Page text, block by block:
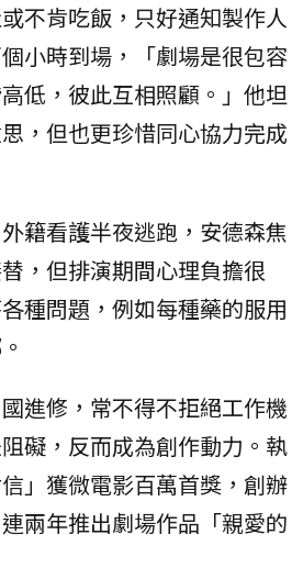
不肯吃飯，只好通知製作人
小時到場，「劇場是很包容
低，彼此互相照顧。」他坦
，但也更珍惜同心協力完成
籍看護半夜逃跑，安德森焦
，但排演期間心理負擔很
種問題，例如每種藥的服用
進修，常不得不拒絕工作機
礙，反而成為創作動力。執
」獲微電影百萬首獎，創辦
兩年推出劇場作品「親愛的